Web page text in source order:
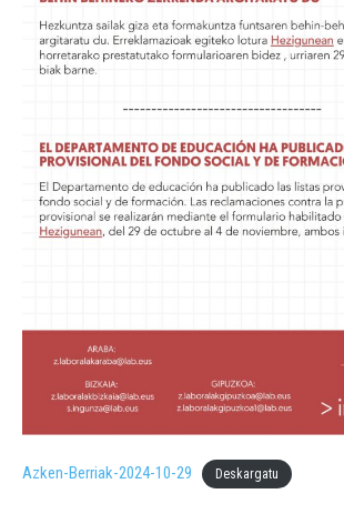
Azken-Berriak-2024-10-29 Deskargatu